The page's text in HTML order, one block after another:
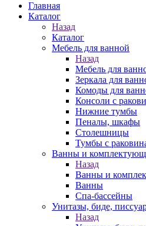
Главная
Каталог
Назад
Каталог
Мебель для ванной
Назад
Мебель для
Зеркала для
Комоды для
Консоли с
Нижние тумбы
Пеналы, шкафы
Столешницы
Тумбы с
Ванны и
Назад
Ванны и
Ванны
Спа-бассейны
Унитазы, биде,
Назад